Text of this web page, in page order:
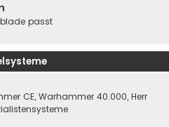
passt
CE, Warhammer 40.000, Herr